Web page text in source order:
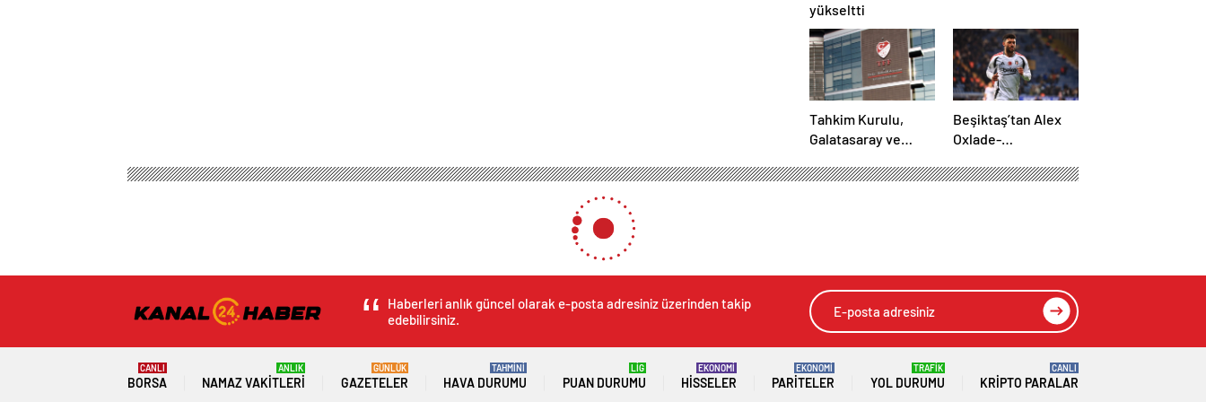
yükseltti
Tahkim Kurulu,
Galatasaray ve
yabancı kuralı
Beşiktaş’tan Alex
Oxlade-
durumu hakkında
4 yıllık sözleşme imzalandı! Fenerbahçe, yeni Arda’sını buldu
4 yıllık sözleşme imzalandı! Fenerbahçe, yeni Arda’sını buldu